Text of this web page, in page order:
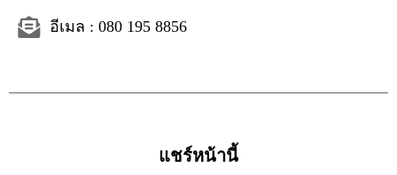
อีเมล : 080 195 8856
แชร์หน้านี้